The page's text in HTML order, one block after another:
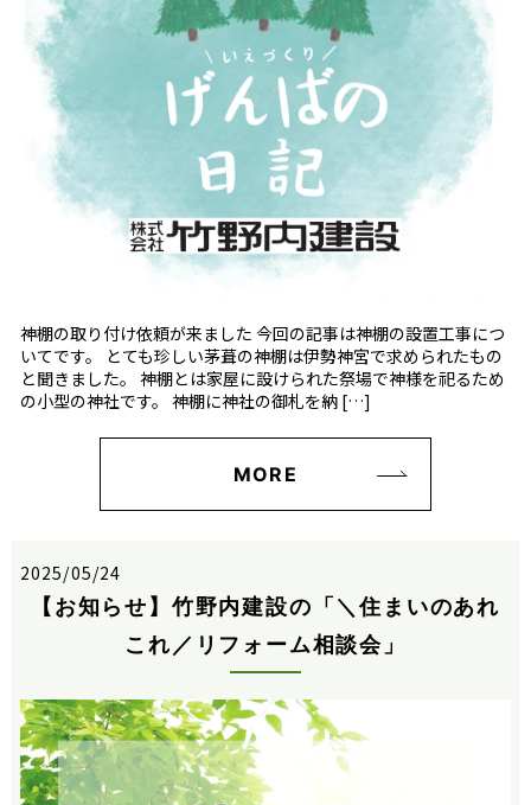
神棚の取り付け依頼が来ました 今回の記事は神棚の設置工事につ
いてです。 とても珍しい茅葺の神棚は伊勢神宮で求められたもの
と聞きました。 神棚とは家屋に設けられた祭場で神様を祀るため
の小型の神社です。 神棚に神社の御札を納 […]
MORE
2025/05/24
【お知らせ】竹野内建設の「＼住まいのあれ
これ／リフォーム相談会」